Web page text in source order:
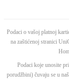
Podaci o vašoj platnoj
na zaštićenoj stranici
Podaci koje unosite
porudžbini) čuvaju se u